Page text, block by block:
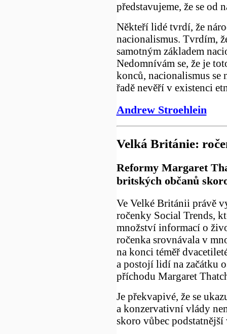
představujeme, že se od
Někteří lidé tvrdí, že
nacionalismus. Tvrdím,
samotným základem
Nedomnívám se, že je
konců, nacionalismus
řadě nevěří v existenci
Andrew Stroehlein
Velká Británie:
Reformy Margaret
britských občanů
Ve Velké Británii právě
ročenky Social Trends,
množství informací o
ročenka srovnávala v
na konci téměř
a postojí lidí na začátku
příchodu Margaret
Je překvapivé, že se
a konzervativní vlády
skoro vůbec